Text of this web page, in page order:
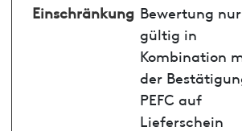
Einschränkung Bewertung nur
gültig in
Kombination
der
PEFC auf
Lieferschein